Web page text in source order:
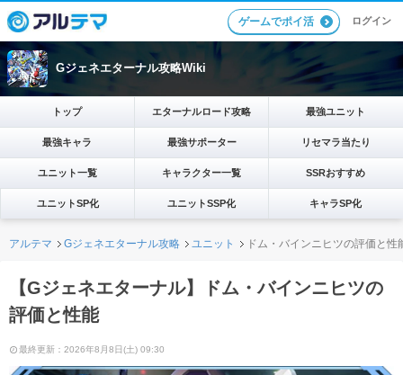
ゲームでポイ活 ログイン
Gジェネエターナル攻略Wiki
トップ エターナルロード攻略 最強ユニット
最強キャラ 最強サポーター リセマラ当たり
ユニット一覧 キャラクター一覧 SSRおすすめ
ユニットSP化 ユニットSSP化 キャラSP化
アルテマ Gジェネエターナル攻略 ユニット ドム・バインニヒツの評価と性
【Gジェネエターナル】ドム・バインニヒツの
評価と性能
最終更新：2026年8月8日(土) 09:30